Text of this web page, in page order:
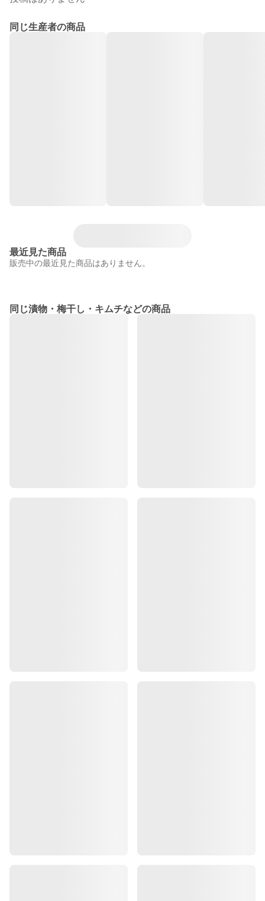
同じ生産者の商品
最近見た商品
販売中の最近見た商品はありません。
同じ漬物・梅干し・キムチなどの商品